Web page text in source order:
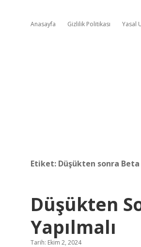
Anasayfa Gizlilik Politikası Yasal
Etiket: Düşükten sonra
Düşükten
Yapılmalı
Tarih: Ekim 2, 2024